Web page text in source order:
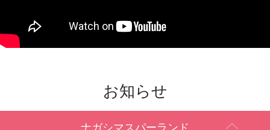
お知らせ
ナガシマスパーランド